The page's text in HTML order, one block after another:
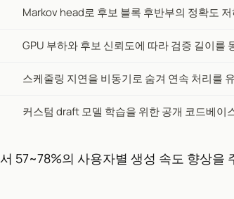
Markov head로 후보 블록 후반부의 정확도
GPU 부하와 후보 신뢰도에 따라 검증 길이를
스케줄링 지연을 비동기로 숨겨 연속 처리를
커스텀 draft 모델 학습을 위한 공개 코드베이
57~78%의 사용자별 생성 속도 향상을